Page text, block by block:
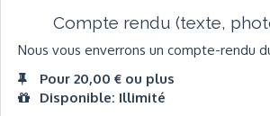
Compte rendu (texte,
Nous vous enverrons un compte-rendu
Pour 20,00 € ou plus
Disponible: Illimité